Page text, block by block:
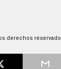
derechos